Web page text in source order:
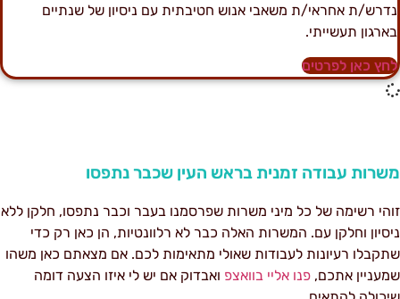
ת אחראי/ת משאבי אנוש חטיבתית עם ניסיון של שנתיים
תעשייתי.
כאן לפרטים
עבודה זמנית בראש העין שכבר נתפסו
רשימה של כל מיני משרות שפרסמנו בעבר וכבר נתפסו, חלקן ללא
וחלקן עם. המשרות האלה כבר לא רלוונטיות, הן כאן רק כדי
רעיונות לעבודות שאולי מתאימות לכם. אם מצאתם כאן משהו
אתכם,פנו אליי בוואצפואבדוק אם יש לי איזו הצעה דומה